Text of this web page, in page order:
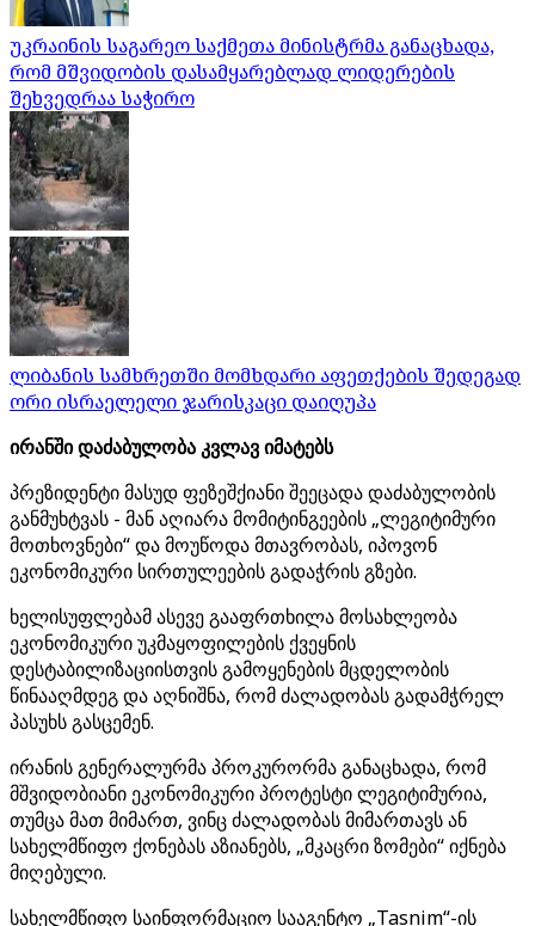
უკრაინის საგარეო საქმეთა მინისტრმა განაცხადა,
რომ მშვიდობის დასამყარებლად ლიდერების
შეხვედრაა საჭირო
ლიბანის სამხრეთში მომხდარი აფეთქების შედეგად
ორი ისრაელელი ჯარისკაცი დაიღუპა
ირანში დაძაბულობა კვლავ იმატებს
პრეზიდენტი მასუდ ფეზეშქიანი შეეცადა დაძაბულობის
განმუხტვას - მან აღიარა მომიტინგეების „ლეგიტიმური
მოთხოვნები“ და მოუწოდა მთავრობას, იპოვონ
ეკონომიკური სირთულეების გადაჭრის გზები.
ხელისუფლებამ ასევე გააფრთხილა მოსახლეობა
ეკონომიკური უკმაყოფილების ქვეყნის
დესტაბილიზაციისთვის გამოყენების მცდელობის
წინააღმდეგ და აღნიშნა, რომ ძალადობას გადამჭრელ
პასუხს გასცემენ.
ირანის გენერალურმა პროკურორმა განაცხადა, რომ
მშვიდობიანი ეკონომიკური პროტესტი ლეგიტიმურია,
თუმცა მათ მიმართ, ვინც ძალადობას მიმართავს ან
სახელმწიფო ქონებას აზიანებს, „მკაცრი ზომები“ იქნება
მიღებული.
სახელმწიფო საინფორმაციო სააგენტო „Tasnim“-ის